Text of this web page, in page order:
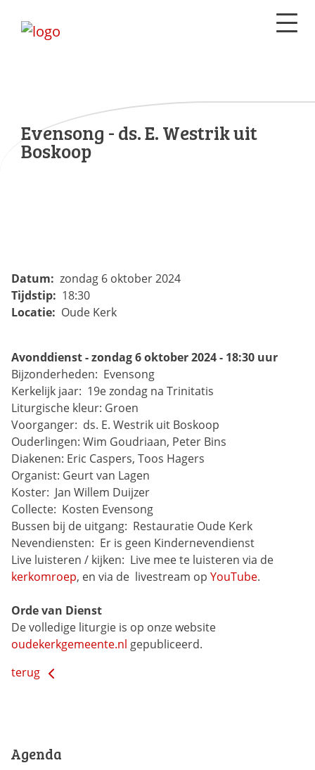
Evensong - ds. E. Westrik uit
Boskoop
Datum: zondag 6 oktober 2024
Tijdstip: 18:30
Locatie: Oude Kerk
Avonddienst - zondag 6 oktober 2024 - 18:30 uur
Bijzonderheden: Evensong
Kerkelijk jaar: 19e zondag na Trinitatis
Liturgische kleur: Groen
Voorganger: ds. E. Westrik uit Boskoop
Ouderlingen: Wim Goudriaan, Peter Bins
Diakenen: Eric Caspers, Toos Hagers
Organist: Geurt van Lagen
Koster: Jan Willem Duijzer
Collecte: Kosten Evensong
Bussen bij de uitgang: Restauratie Oude Kerk
Nevendiensten: Er is geen Kindernevendienst
Live luisteren / kijken:
kerkomroep, en via de livestream op YouTube.
Orde van Dienst
oudekerkgemeente.nl gepubliceerd.
terug
Agenda